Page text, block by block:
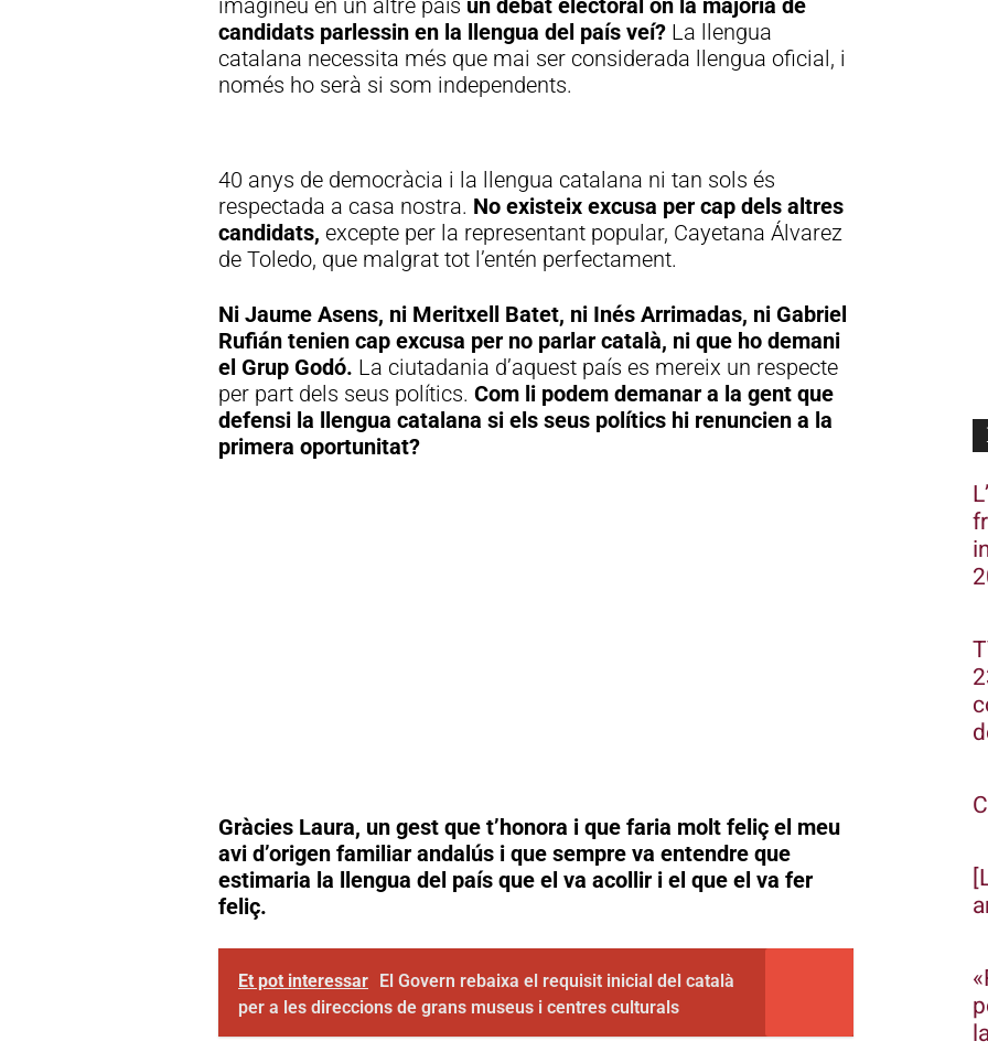
candidats parlessin en la llengua del país veí? La llengua
catalana necessita més que mai ser considerada llengua oficial, i
només ho serà si som independents.
40 anys de democràcia i la llengua catalana ni tan sols és
respectada a casa nostra. No existeix excusa per cap dels altres
candidats, excepte per la representant popular, Cayetana Álvarez
de Toledo, que malgrat tot l’entén perfectament.
Ni Jaume Asens, ni Meritxell Batet, ni Inés Arrimadas, ni Gabriel
Rufián tenien cap excusa per no parlar català, ni que ho demani
el Grup Godó. La ciutadania d’aquest país es mereix un respecte
per part dels seus polítics. Com li podem demanar a la gent que
defensi la llengua catalana si els seus polítics hi renuncien a la
primera oportunitat?
Gràcies Laura, un gest que t’honora i que faria molt feliç el meu
avi d’origen familiar andalús i que sempre va entendre que
estimaria la llengua del país que el va acollir i el que el va fer
feliç.
Et pot interessar El Govern rebaixa el requisit inicial del català
per a les direccions de grans museus i centres culturals